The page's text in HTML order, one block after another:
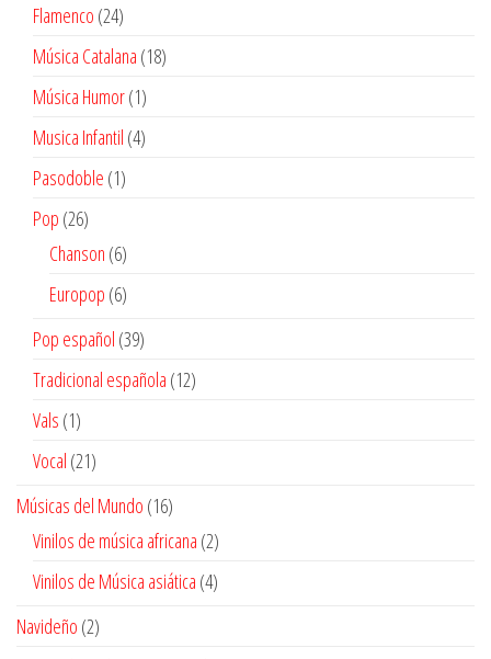
Flamenco 2424
productos
Música Catalana 1818
Música Humor 11
producto
Musica Infantil 44
Pasodoble 11
Pop 2626
productos
Chanson 66
productos
Europop 66
Pop español 3939
productos
Tradicional española 1212
Vals 11
producto
Vocal 2121
Músicas del Mundo 1616
productos
Vinilos de música africana 22
productos
Vinilos de Música asiática 44
Navideño 22